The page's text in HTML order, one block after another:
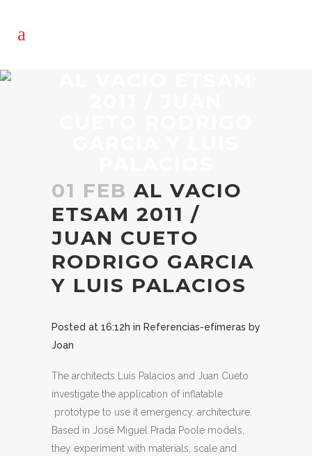
01 FEB AL VACIO
ETSAM 2011 /
JUAN CUETO
RODRIGO GARCIA
Y LUIS PALACIOS
Posted at 16:12h in Referencias-efímeras by
Joan
The architects Luis Palacios and Juan Cueto
investigate the application of inflatable
prototype to use it emergency. architecture.
Based in José Miguel Prada Poole models,
they experiment with materials, scale and